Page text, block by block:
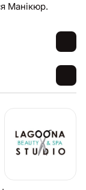
Манікюр.